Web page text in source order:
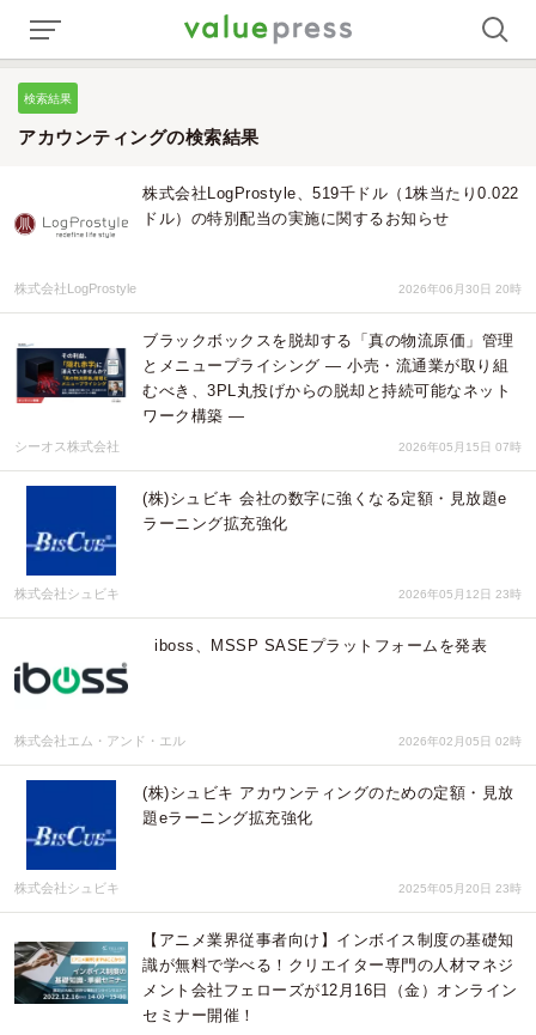
検索結果
アカウンティングの検索結果
株式会社LogProstyle、519千ドル（1株当たり0.022
ドル）の特別配当の実施に関するお知らせ
株式会社LogProstyle 2026年06月30日 20時
ブラックボックスを脱却する「真の物流原価」管理
とメニュープライシング ― 小売・流通業が取り組
むべき、3PL丸投げからの脱却と持続可能なネット
ワーク構築 ―
シーオス株式会社 2026年05月15日 07時
(株)シュビキ 会社の数字に強くなる定額・見放題e
ラーニング拡充強化
株式会社シュビキ 2026年05月12日 23時
iboss、MSSP SASEプラットフォームを発表
株式会社エム・アンド・エル 2026年02月05日 02時
(株)シュビキ アカウンティングのための定額・見放
題eラーニング拡充強化
株式会社シュビキ 2025年05月20日 23時
【アニメ業界従事者向け】インボイス制度の基礎知
識が無料で学べる！クリエイター専門の人材マネジ
メント会社フェローズが12月16日（金）オンライン
セミナー開催！